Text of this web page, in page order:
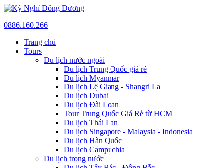
0886.160.266
Trang chủ
Tours
Du lịch nước ngoài
Du lịch Trung Quốc giá rẻ
Du lịch Myanmar
Du lịch Lệ Giang - Shangri La
Du lịch Dubai
Du lịch Đài Loan
Tour Trung Quốc Giá Rẻ từ HCM
Du lịch Thái Lan
Du lịch Singapore - Malaysia - Indonesia
Du lịch Hàn Quốc
Du lịch Campuchia
Du lịch trong nước